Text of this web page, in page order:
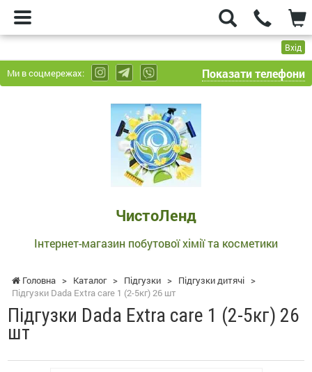
Вхід
Ми в соцмережах: Показати телефони
ЧистоЛенд
Інтернет-магазин побутової хімії та косметики
Головна > Каталог > Підгузки > Підгузки дитячі >
Підгузки Dada Extra care 1 (2-5кг) 26 шт
Підгузки Dada Extra care 1 (2-5кг) 26
шт